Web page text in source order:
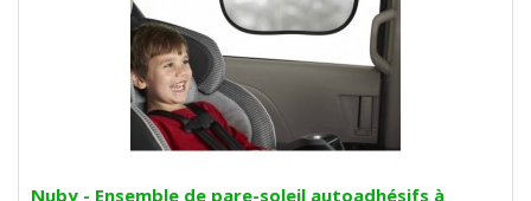
Nuby - Ensemble de pare-soleil autoadhésifs à